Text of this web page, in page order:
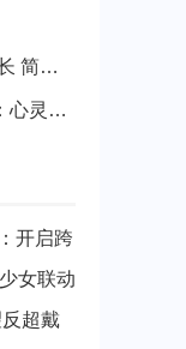
黄彦蓉和陈文华辞任四川省副省长 简历资料照片
PG世界珍宝馆见证M4Max实力：心灵杀手2竟轻松跑出80FPS！
开启跨
女联动
超戴